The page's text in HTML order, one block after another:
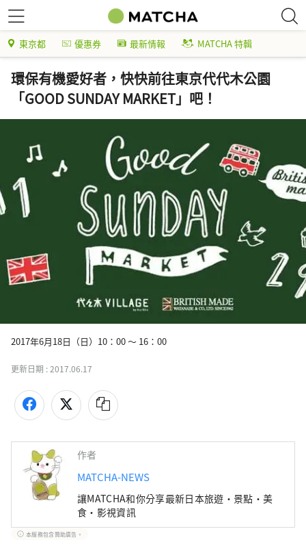
東京都 優惠券 最新情報 MATCHA 特輯
環保有機愛好者，快快前往東京代代木公園
「GOOD SUNDAY MARKET」吧！
2017年6月18日（日）10：00 〜 16：00
更新日期 :2017.06.17
作者
MATCHA-NEWS
讓MATCHA和你分享最新日本旅遊・景點・美
食・影視資訊
本服務包含贊助廣告。